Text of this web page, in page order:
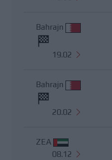
Bahrajn
19.02
Bahrajn
20.02
ZEA
08.12